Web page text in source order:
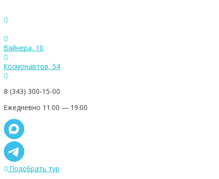
Вайнера, 10
Космонавтов, 54
8 (343) 300-15-00
Ежедневно 11:00 — 19:00
Подобрать тур